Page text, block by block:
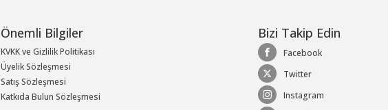
Önemli Bilgiler
KVKK ve Gizlilik Politikası
Üyelik Sözleşmesi
Satış Sözleşmesi
Katkıda Bulun Sözleşmesi
Bizi Takip Edin
Facebook
Twitter
Instagram